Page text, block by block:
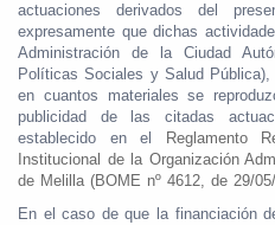
actuaciones derivados del
expresamente que dichas
Administración de la Ciudad
Políticas Sociales y Salud
en cuantos materiales se
publicidad de las citadas
establecido en el
Reglamento
Institucional de la Organización
de Melilla (BOME nº 4612, de 29/
En el caso de que la financiación